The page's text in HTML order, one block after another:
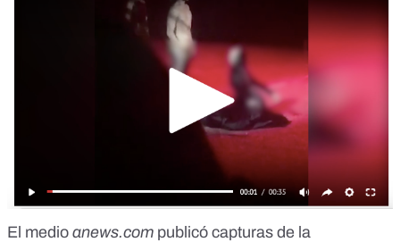
El medio anews.com publicó capturas de la